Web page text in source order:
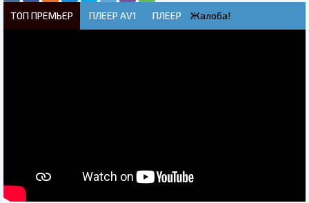
ТОП ПРЕМЬЕР ПЛЕЕР AV1 ПЛЕЕР Жалоба!